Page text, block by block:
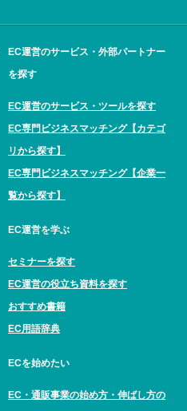
EC運営のサービス・外部パートナー
を探す
EC運営のサービス・ツールを探す
EC専門ビジネスマッチング【カテゴ
リから探す】
EC専門ビジネスマッチング【企業一
覧から探す】
EC運営を学ぶ
セミナーを探す
EC運営の役立ち資料を探す
おすすめ書籍
EC用語辞典
ECを始めたい
EC・通販事業の始め方・伸ばし方の